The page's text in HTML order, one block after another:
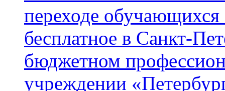
переходе обучающихся
бесплатное в Санкт-
бюджетном
учреждении